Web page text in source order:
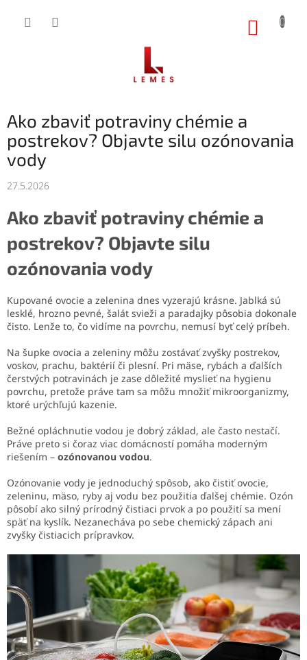
Ako zbaviť potraviny chémie a
postrekov? Objavte silu ozónovania
vody
27.5.2026
Ako zbaviť potraviny chémie a
postrekov? Objavte silu
ozónovania vody
Kupované ovocie a zelenina dnes vyzerajú krásne. Jablká sú
lesklé, hrozno pevné, šalát svieži a paradajky pôsobia dokonale
čisto. Lenže to, čo vidíme na povrchu, nemusí byť celý príbeh.
Na šupke ovocia a zeleniny môžu zostávať zvyšky postrekov,
voskov, prachu, baktérií či plesní. Pri mäse, rybách a ďalších
čerstvých potravinách je zase dôležité myslieť na hygienu
povrchu, pretože práve tam sa môžu množiť mikroorganizmy,
ktoré urýchľujú kazenie.
Bežné opláchnutie vodou je dobrý základ, ale často nestačí.
Práve preto si čoraz viac domácností pomáha moderným
riešením – ozónovanou vodou.
Ozónovanie vody je jednoduchý spôsob, ako čistiť ovocie,
zeleninu, mäso, ryby aj vodu bez použitia ďalšej chémie. Ozón
pôsobí ako silný prírodný čistiaci prvok a po použití sa mení
späť na kyslík. Nezanecháva po sebe chemický zápach ani
zvyšky čistiacich prípravkov.